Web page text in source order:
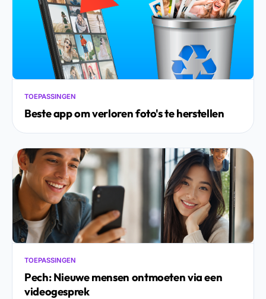
TOEPASSINGEN
Beste app om verloren foto's te herstellen
TOEPASSINGEN
Pech: Nieuwe mensen ontmoeten via een
videogesprek